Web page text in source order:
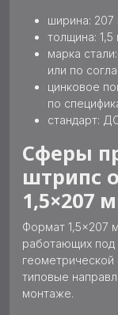
ширина: 207
толщина: 1,5
марка
или по
цинковое
по
стандарт:
Сферы
штрипс
1,5×207
Формат 1,5×207
работающих под
типовые
монтаже.